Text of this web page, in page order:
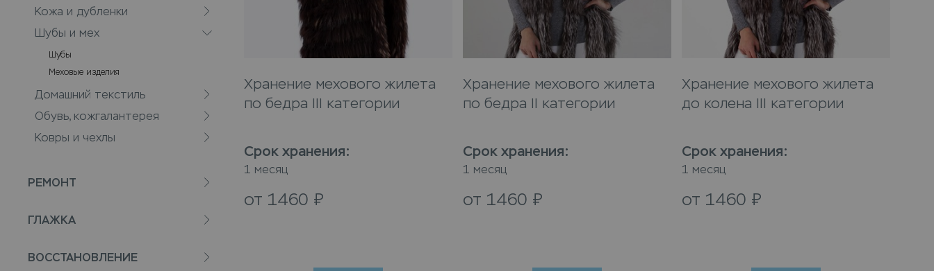
Кожа и дубленки
Шубы и мех
Шубы
Меховые изделия
Домашний текстиль
Обувь, кожгалантерея
Ковры и чехлы
РЕМОНТ
ГЛАЖКА
ВОССТАНОВЛЕНИЕ
Хранение мехового жилета
по бедра III категории
Срок хранения:
1 месяц
от 1460 ₽
Хранение мехового жилета
по бедра II категории
Срок хранения:
1 месяц
от 1460 ₽
Хранение мехового жилета
до колена III категории
Срок хранения:
1 месяц
от 1460 ₽